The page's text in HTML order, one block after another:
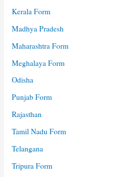
Kerala Form
Madhya Pradesh
Maharashtra Form
Meghalaya Form
Odisha
Punjab Form
Rajasthan
Tamil Nadu Form
Telangana
Tripura Form